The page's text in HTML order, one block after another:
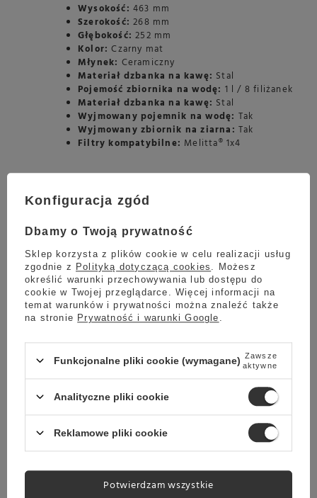
Wysokość: 463 mm
Szerokość: 268 mm
Głębokość: 252 mm
Kolor: Czarny mat
Młynek: Ceramiczny
Materiał dzbanka na kawę: Stal
Pojemość zbiornika na wodę: 1 l / 8 filiżanek
Materiał dzbanka na kawę: Stal
Wyjmowany pojemnik na wodę: Tak
Wyjmowany zbiornik na ziarna: Tak
Filtry kompatybilne: Melitta® 1x4
Konfiguracja zgód
Dbamy o Twoją prywatność
Sklep korzysta z plików cookie w celu realizacji usług
zgodnie z Polityką dotyczącą cookies
. Możesz
określić warunki przechowywania lub dostępu do
cookie w Twojej przeglądarce. Więcej informacji na
temat warunków i prywatności można znaleźć także
na stronie Prywatność i warunki Google
Funkcjonalne pliki cookie (wymagane) Zawsze
aktywne
Analityczne pliki cookie
Reklamowe pliki cookie
Potwierdzam wszystkie